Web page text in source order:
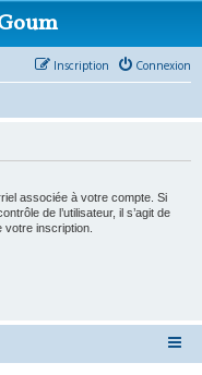
Connexion
Inscription
associée à votre compte. Si
de l’utilisateur, il s’agit de
votre inscription.